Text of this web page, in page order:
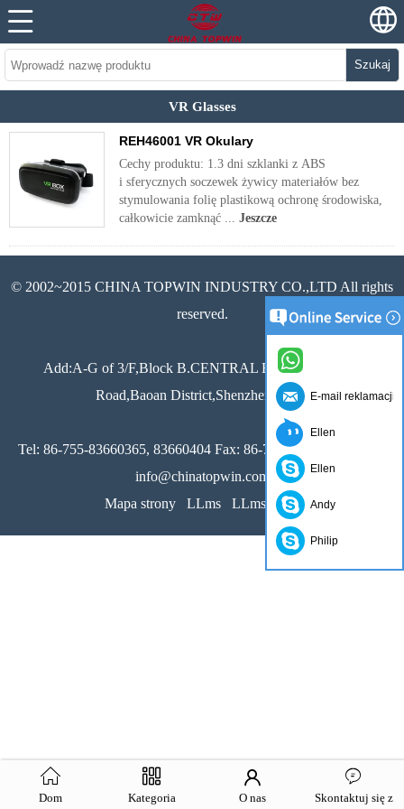
Szukaj
VR Glasses
REH46001 VR Okulary
Cechy produktu: 1.3 dni szklanki z ABS
i sferycznych soczewek żywicy materiałów bez
stymulowania folię plastikową ochronę środowiska,
całkowicie zamknąć ... Jeszcze
© 2002~2015 CHINA TOPWIN INDUSTRY CO.,LTD All rights
reserved.
Add:A-G of 3/F,Block B.CENTRAL Building,Xixiang
Road,Baoan District,Shenzhen,China
Tel: 86-755-83660365, 83660404 Fax: 86-755-83660251 Email:
info@chinatopwin.com
Mapa strony
LLms LLms pełne
Dom Kategoria O nas
Skontaktuj się z
E-mail reklamacji
Ellen
Ellen
Andy
Philip